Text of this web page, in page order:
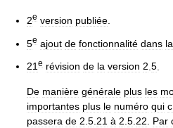
2e version publiée
5e ajout de fonctionnalité dans la
21e révision de la version 2 5
De manière générale plus les
importantes plus le numéro qui
passera de 2.5.21 à 2.5.22. Par